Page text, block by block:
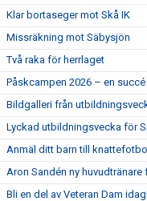
Klar bortaseger mot Skå IK
Missräkning mot Säbysjön
Två raka för herrlaget
Påskcampen 2026 – en
Bildgalleri från
Lyckad utbildningsvecka för
Anmäl ditt barn till
Aron Sandén ny
Bli en del av Veteran Dam